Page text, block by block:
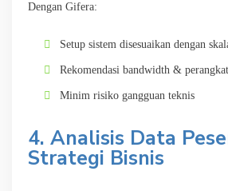
Dengan Gifera:
Setup sistem disesuaikan dengan
Rekomendasi bandwidth & perangkat
Minim risiko gangguan teknis
4. Analisis Data
Strategi Bisnis